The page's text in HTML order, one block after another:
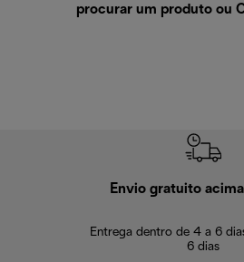
procurar um produto ou
Envio gratuito
Entrega dentro de 4 a 6
6 dias